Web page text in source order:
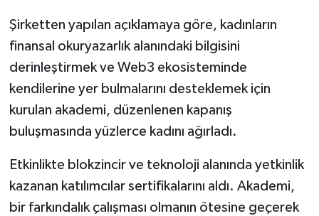
Şirketten yapılan açıklamaya göre, kadınların
finansal okuryazarlık alanındaki bilgisini
derinleştirmek ve Web3 ekosisteminde
kendilerine yer bulmalarını desteklemek için
kurulan akademi, düzenlenen kapanış
buluşmasında yüzlerce kadını ağırladı.
Etkinlikte blokzincir ve teknoloji alanında yetkinlik
kazanan katılımcılar sertifikalarını aldı. Akademi,
bir farkındalık çalışması olmanın ötesine geçerek